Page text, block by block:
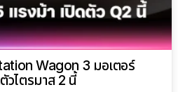
Wagon 3 มอเตอร์
วไตรมาส 2 นี้